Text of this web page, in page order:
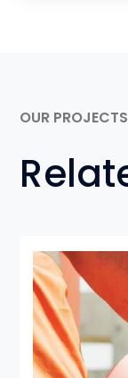
OUR PROJECTS